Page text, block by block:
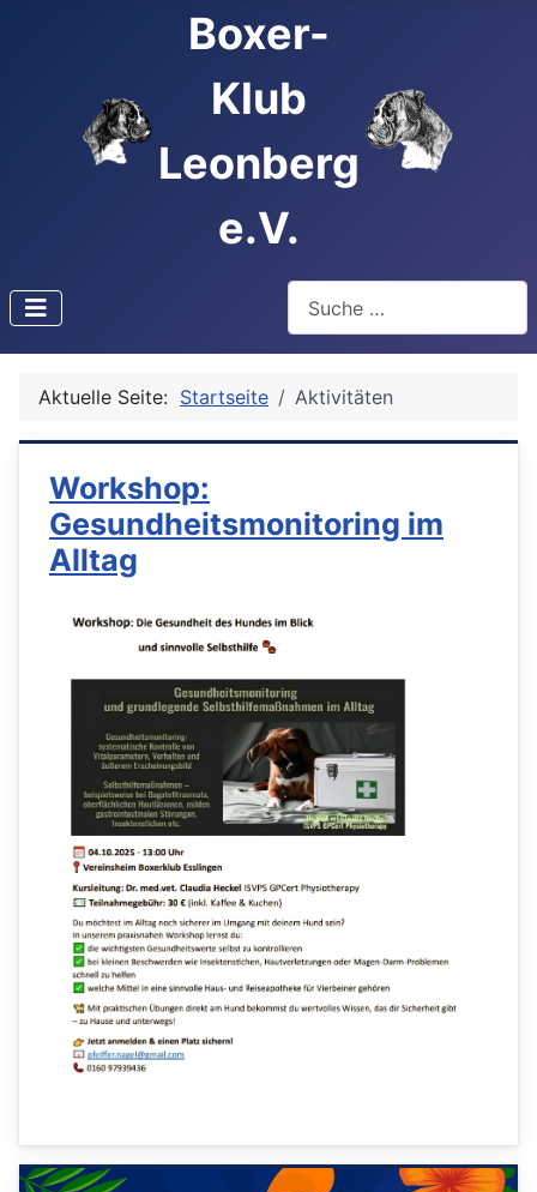
Boxer-
Klub
Leonberg
e.V.
Type 2 or more characters
Aktuelle Seite: Startseite Aktivitäten
Workshop:
Gesundheitsmonitoring im
Alltag